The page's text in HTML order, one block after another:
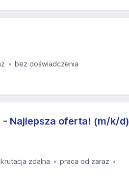
bez doświadczenia
- Najlepsza oferta! (m/k/d)
zdalna
praca od zaraz